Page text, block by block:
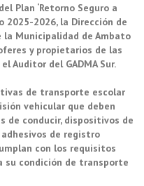
Plan ‘Retorno Seguro a
2025-2026, la Dirección de
Municipalidad de Ambato
y propietarios de las
Auditor del GADMA Sur.
de transporte escolar
vehicular que deben
de conducir, dispositivos de
de registro
con los requisitos
condición de transporte